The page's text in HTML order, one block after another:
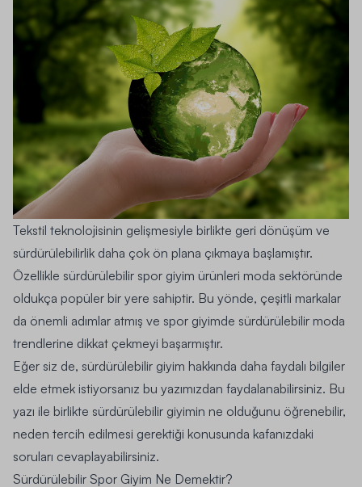
Tekstil teknolojisinin gelişmesiyle birlikte geri dönüşüm ve
sürdürülebilirlik daha çok ön plana çıkmaya başlamıştır.
Özellikle sürdürülebilir spor giyim ürünleri moda sektöründe
oldukça popüler bir yere sahiptir. Bu yönde, çeşitli markalar
da önemli adımlar atmış ve spor giyimde sürdürülebilir moda
trendlerine dikkat çekmeyi başarmıştır.
Eğer siz de, sürdürülebilir giyim hakkında daha faydalı bilgiler
elde etmek istiyorsanız bu yazımızdan faydalanabilirsiniz. Bu
yazı ile birlikte sürdürülebilir giyimin ne olduğunu öğrenebilir,
neden tercih edilmesi gerektiği konusunda kafanızdaki
soruları cevaplayabilirsiniz.
Sürdürülebilir Spor Giyim Ne Demektir?